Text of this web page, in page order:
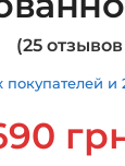
(25
покупателей